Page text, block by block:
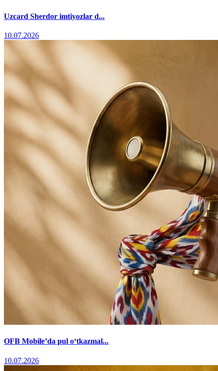
Uzcard Sherdor imtiyozlar d...
10.07.2026
OFB Mobile’da pul o‘tkazmal...
10.07.2026